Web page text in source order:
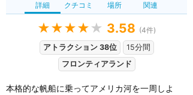
詳細 クチコミ 場所 関連
★★★★ ★ 3.58 (4件)
アトラクション 38位
15分間
フロンティアランド
本格的な帆船に乗ってアメリカ河を一周しよ